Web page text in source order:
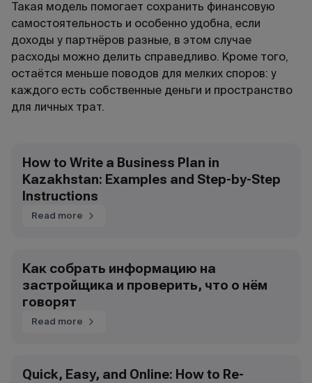
Такая модель помогает сохранить финансовую
самостоятельность и особенно удобна, если
доходы у партнёров разные, в этом случае
расходы можно делить справедливо. Кроме того,
остаётся меньше поводов для мелких споров: у
каждого есть собственные деньги и пространство
для личных трат.
How to Write a Business Plan in
Kazakhstan: Examples and Step-by-Step
Instructions
Read more
Как собрать информацию на
застройщика и проверить, что о нём
говорят
Read more
Quick, Easy, and Online: How to Re-